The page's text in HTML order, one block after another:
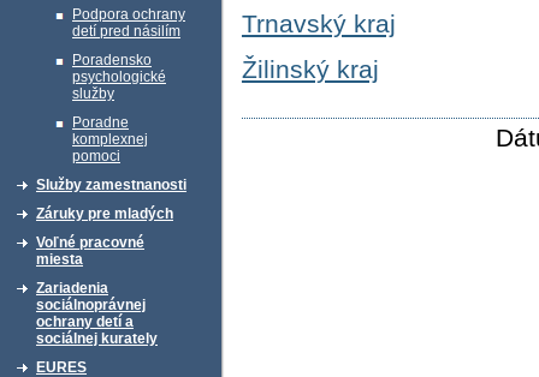
Podpora ochrany
detí pred násilím
Poradensko
psychologické
služby
Poradne
komplexnej
pomoci
Služby zamestnanosti
Záruky pre mladých
Voľné pracovné
miesta
Zariadenia
sociálnoprávnej
ochrany detí a
sociálnej kurately
EURES
Trnavský kraj
Žilinský kraj